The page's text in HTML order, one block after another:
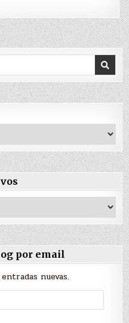
por email
nuevas.